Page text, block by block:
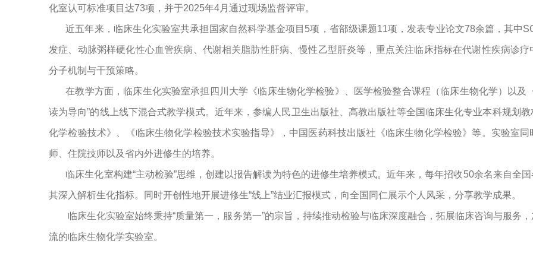
化室认可标准项目达73项，并于2025年4月通过现场监督评审。
近五年来，临床生化实验室共承担国家自然科学基金项目 5项，省部级课题11项，发表专业论文78余篇，其中
发症、动脉粥样硬化性心血管疾病、代谢相关脂肪性肝病、慢性乙型肝炎等，重点关注临床指标在代谢性疾病诊
分子机制与干预策略。
在教学方面，临床生化实验室承担 四川大学 《临床生物化学检验》、医学检验整合课程（临床生物化学）以及
读为导向”的线上线下混合式教学模式。 近年来，参编人民卫生出版社、高教出版社等全国临床生化专业本科规划
化学检验技术》、《临床生物化学检验技术实验指导》，中国医药科技出版社《临床生物化学检验》等。实验室同
师、住院技师以及省内外进修生的培养。
临床生化室构建“主动检验”思维，创建以报告解读为特色的进修生培养模式。近年来，每年招收50余名来自全
其深入解析生化指标。同时开创性地开展进修生“线上”结业汇报模式，向全国同仁展示个人风采 ，分享教学成果。
临床生化实验室始终秉持“质量第一，服务第一”的宗旨，持续推动检验与临床深度融合，拓展临床咨询与服务
流的临床生物化学实验室。